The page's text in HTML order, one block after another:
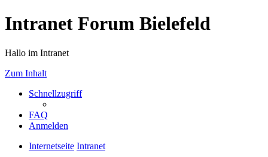
Intranet Forum Bielefeld
Hallo im Intranet
Zum Inhalt
Schnellzugriff
FAQ
Anmelden
Internetseite Intranet